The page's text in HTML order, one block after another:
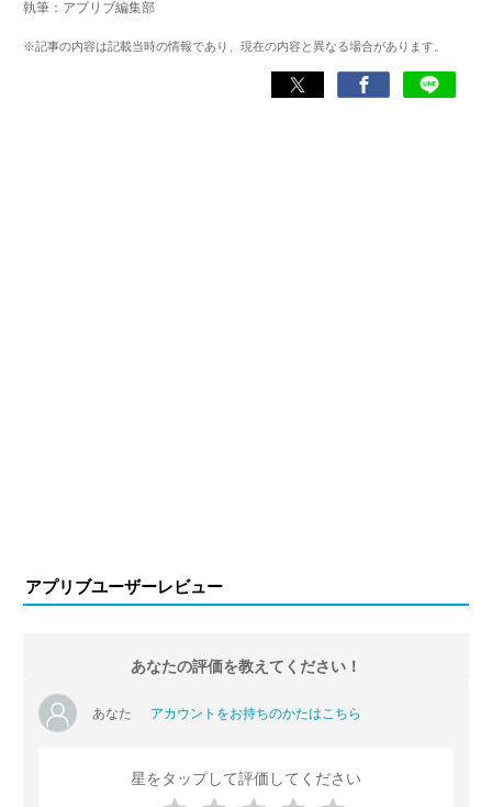
化アプリの紹介）、TBS『サタプラ』（スマホライフが変
スマホアプリ）他
執筆：アプリブ編集部
※記事の内容は記載当時の情報であり、現在の内容と異なる場合があります。
アプリブユーザーレビュー
あなたの評価を教えてください！
あなた アカウントをお持ちのかたはこちら
星をタップして評価してください